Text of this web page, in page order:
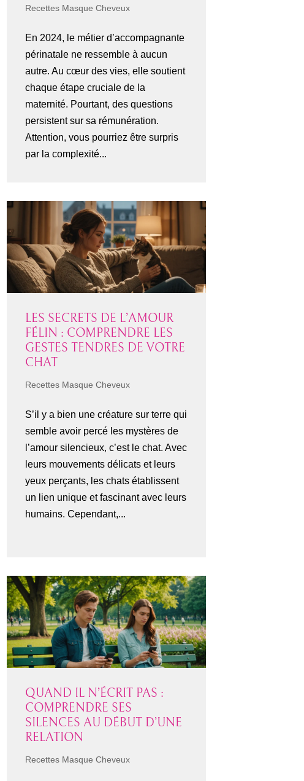
Recettes Masque Cheveux
En 2024, le métier d’accompagnante
périnatale ne ressemble à aucun
autre. Au cœur des vies, elle soutient
chaque étape cruciale de la
maternité. Pourtant, des questions
persistent sur sa rémunération.
Attention, vous pourriez être surpris
par la complexité...
LES SECRETS DE L’AMOUR
FÉLIN : COMPRENDRE LES
GESTES TENDRES DE VOTRE
CHAT
Recettes Masque Cheveux
S’il y a bien une créature sur terre qui
semble avoir percé les mystères de
l’amour silencieux, c’est le chat. Avec
leurs mouvements délicats et leurs
yeux perçants, les chats établissent
un lien unique et fascinant avec leurs
humains. Cependant,...
QUAND IL N’ÉCRIT PAS :
COMPRENDRE SES
SILENCES AU DÉBUT D’UNE
RELATION
Recettes Masque Cheveux